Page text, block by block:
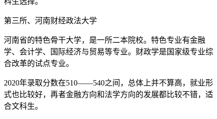
第三所、河南财经政法大学
河南省的特色骨干大学，是一所二本院校。特色专业有金融
学、会计学、国际经济与贸易等专业。财政学是国家级专业综
合改革的试点专业。
2020年录取分数在510——540之间，总体上并不算高，就业形
式也比较好，再者金融方向和法学方向的发展都比较不错，适
合文科生。